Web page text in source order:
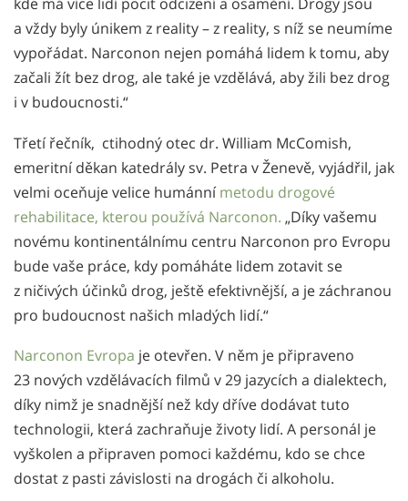
a vždy byly únikem z reality – z reality, s níž se neumíme
vypořádat. Narconon nejen pomáhá lidem k tomu, aby
začali žít bez drog, ale také je vzdělává, aby žili bez drog
i v budoucnosti.“
Třetí řečník, ctihodný otec dr. William McComish,
emeritní děkan katedrály sv. Petra v Ženevě, vyjádřil, jak
velmi oceňuje velice humánní metodu drogové
rehabilitace, kterou používá Narconon. „Díky vašemu
novému kontinentálnímu centru Narconon pro Evropu
bude vaše práce, kdy pomáháte lidem zotavit se
z ničivých účinků drog, ještě efektivnější, a je záchranou
pro budoucnost našich mladých lidí.“
Narconon Evropa je otevřen. V něm je připraveno
23 nových vzdělávacích filmů v 29 jazycích a dialektech,
díky nimž je snadnější než kdy dříve dodávat tuto
technologii, která zachraňuje životy lidí. A personál je
vyškolen a připraven pomoci každému, kdo se chce
dostat z pasti závislosti na drogách či alkoholu.